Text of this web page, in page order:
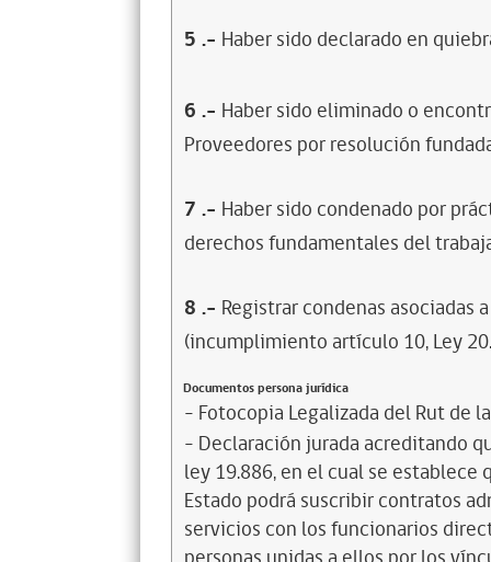
5 .- Haber sido declarado en
6 .- Haber sido eliminado o
Proveedores por resolución
7 .- Haber sido condenado por
derechos fundamentales del
8 .- Registrar condenas asociadas
(incumplimiento artículo 10, Ley
Documentos persona jurídica
- Fotocopia Legalizada del Rut de
- Declaración jurada acreditando
ley 19.886, en el cual se
Estado podrá suscribir contratos
servicios con los funcionarios